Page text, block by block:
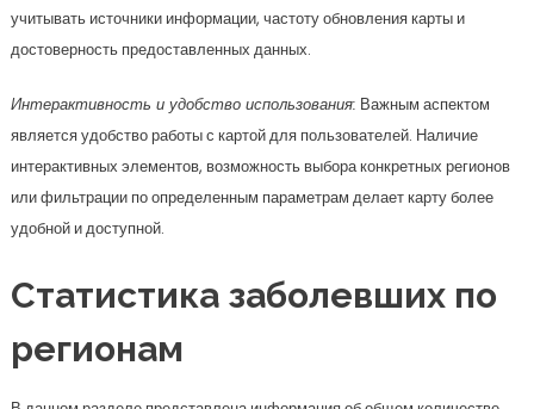
учитывать источники информации, частоту обновления карты и
достоверность предоставленных данных.
Интерактивность и удобство использования: Важным аспектом
является удобство работы с картой для пользователей. Наличие
интерактивных элементов, возможность выбора конкретных регионов
или фильтрации по определенным параметрам делает карту более
удобной и доступной.
Статистика заболевших по
регионам